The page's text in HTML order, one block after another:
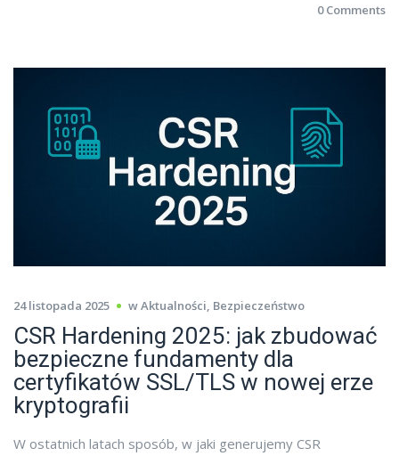
0 Comments
24 listopada 2025 wAktualności, Bezpieczeństwo
CSR Hardening 2025: jak zbudować
bezpieczne fundamenty dla
certyfikatów SSL/TLS w nowej erze
kryptografii
W ostatnich latach sposób, w jaki generujemy CSR